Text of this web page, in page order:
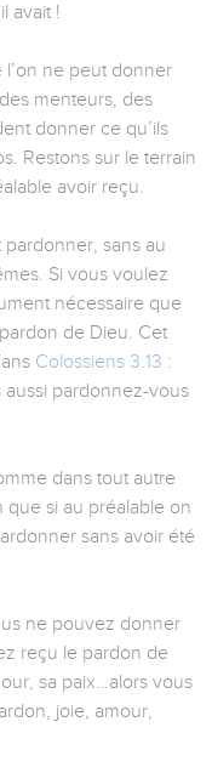
avait !
l’on ne peut donner
menteurs, des
donner ce qu’ils
Restons sur le terrain
avoir reçu.
sans au
Si vous voulez
nécessaire que
de Dieu. Cet
Colossiens 3.13 :
pardonnez-vous
dans tout autre
si au préalable on
sans avoir été
ne pouvez donner
reçu le pardon de
sa paix…alors vous
joie, amour,